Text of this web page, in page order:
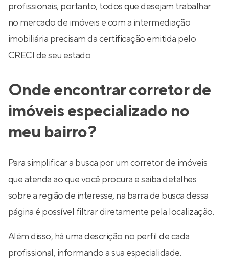
profissionais, portanto, todos que desejam trabalhar
no mercado de imóveis e com a intermediação
imobiliária precisam da certificação emitida pelo
CRECI de seu estado.
Onde encontrar corretor de
imóveis especializado no
meu bairro?
Para simplificar a busca por um corretor de imóveis
que atenda ao que você procura e saiba detalhes
sobre a região de interesse, na barra de busca dessa
página é possível filtrar diretamente pela localização.
Além disso, há uma descrição no perfil de cada
profissional, informando a sua especialidade.